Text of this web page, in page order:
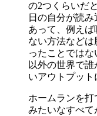
の2つくらいだ
日の自分が読
あって、例え
ない方法など
ったことでは
以外の世界で
いアウトプット
ホームランを打
みたいなすべて